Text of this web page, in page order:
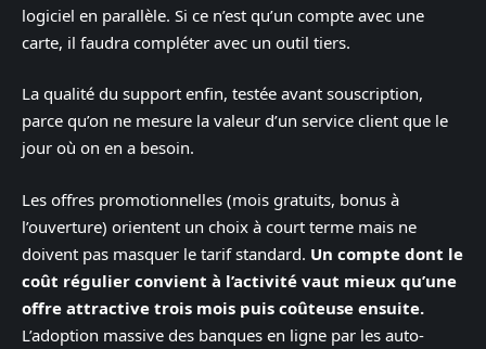
logiciel en parallèle. Si ce n’est qu’un compte avec une
carte, il faudra compléter avec un outil tiers.
La qualité du support enfin, testée avant souscription,
parce qu’on ne mesure la valeur d’un service client que le
jour où on en a besoin.
Les offres promotionnelles (mois gratuits, bonus à
l’ouverture) orientent un choix à court terme mais ne
doivent pas masquer le tarif standard. Un compte dont le
coût régulier convient à l’activité vaut mieux qu’une
offre attractive trois mois puis coûteuse ensuite.
L’adoption massive des banques en ligne par les auto-